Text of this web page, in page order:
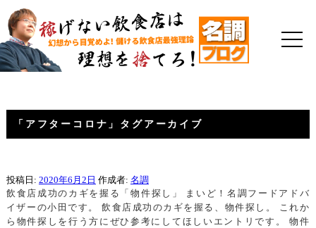
「 アフターコロナ 」タグアーカイブ
投稿日: 2020年6月2日 作成者: 名調
飲食店成功のカギを握る「物件探し」 まいど！名調フードアドバ
イザーの小田です。 飲食店成功のカギを握る、物件探し。 これか
ら物件探しを行う方にぜひ参考にしてほしいエントリです。 物件